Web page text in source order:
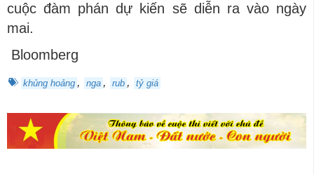
cuộc đàm phán dự kiến ​​sẽ diễn ra vào ngày
mai.
Bloomberg
khủng hoảng , nga , rub , tỷ giá